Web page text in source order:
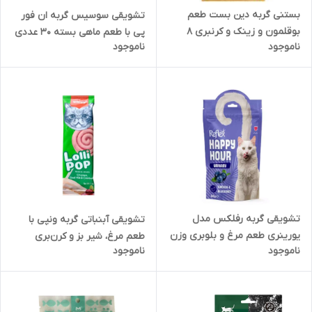
بستنی گربه دین بست طعم
بوقلمون و زینک و کرنبری ۸
عددی
ناموجود
تشویقی سوسیس گربه ان فور
پی با طعم ماهی بسته 30 عددی
ناموجود
تشویقی گربه رفلکس مدل
یورینری طعم مرغ و بلوبری وزن
60 گرم
ناموجود
تشویقی آبنباتی گربه ونپی با
طعم مرغ، شیر بز و کرن‌بری
Wanpy Freeze Dried Lollipop
وزن 14 گرم
ناموجود